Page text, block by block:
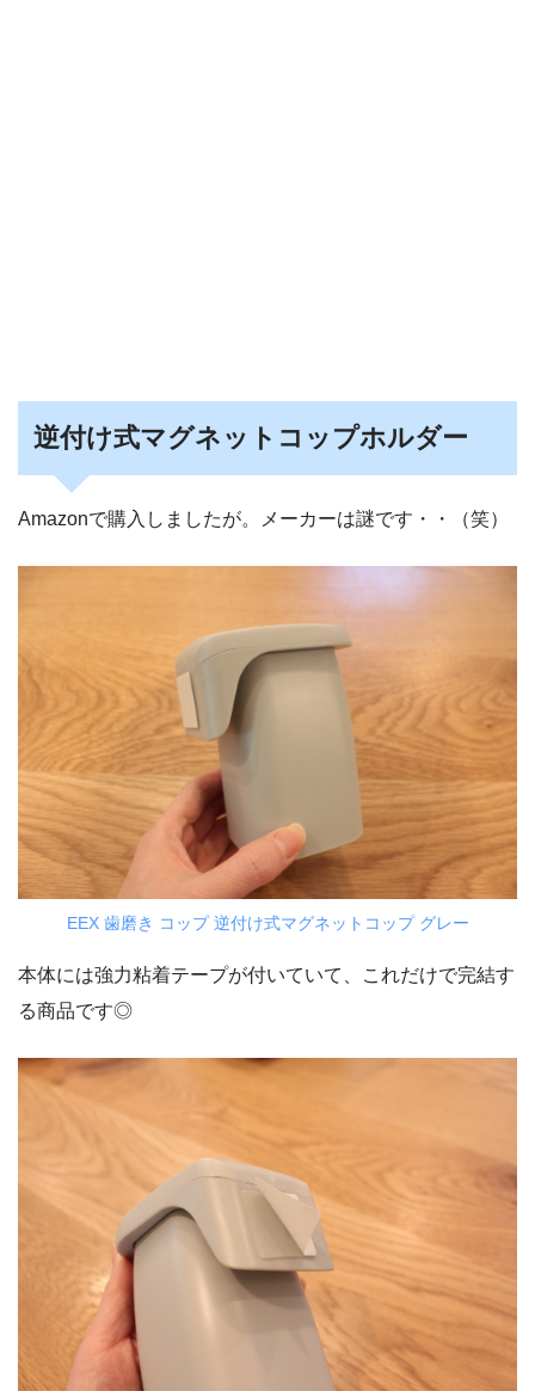
逆付け式マグネットコップホルダー
Amazonで購入しましたが。メーカーは謎です・・（笑）
EEX 歯磨き コップ 逆付け式マグネットコップ グレー
本体には強力粘着テープが付いていて、これだけで完結す
る商品です◎